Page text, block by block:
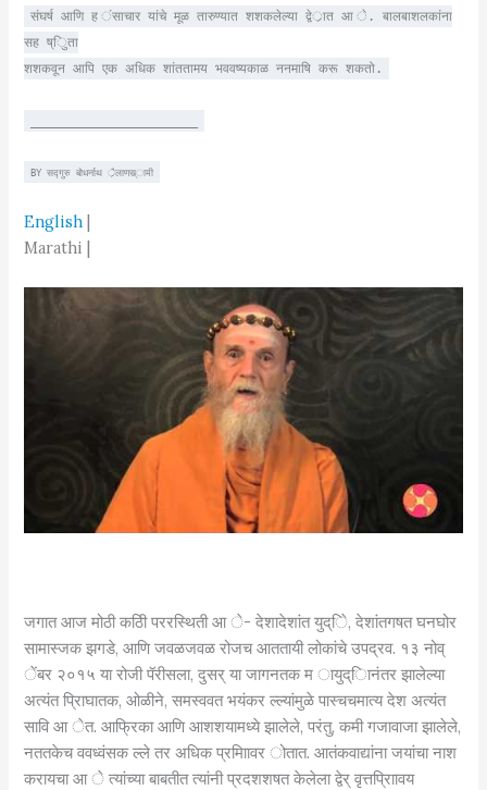
संघर्ष आणि ह ंसाचार यांचे मूळ तारुण्यात शशकलेल्या द्वेर्ात आ े. बालबाशलकांना
सह ष्िुता
शशकवून आपि एक अधिक शांततामय भववष्यकाळ ननमाषि करू शकतो.
BY सद्गुरु बोधर्नाथ र्ैलाणस्र्ामी
English
Marathi |
जगात आज मोठी कठीि पररस्थिती आ े- देशादेशांत युद्िे, देशांतगषत घनघोर
सामास्जक झगडे, आणि जवळजवळ रोजच आततायी लोकांचे उपद्रव. १३ नोव्
ेंबर २०१५ या रोजी पॅरीसला, दुसर् या जागनतक म ायुद्िानंतर झालेल्या
अत्यंत प्रािघातक, ओळीने, समस्ववत भयंकर ल्ल्यांमुळे पास्चचमात्य देश अत्यंत
सावि आ ेत. आफ्रिका आणि आशशयामध्ये झालेले, परंतु, कमी गजावाजा झालेले,
नततकेच ववध्वंसक ल्ले तर अधिक प्रमािावर ोतात. आतंकवाद्यांना जयांचा नाश
करायचा आ े त्यांच्या बाबतीत त्यांनी प्रदशशषत केलेला द्वेर् वृत्तप्रािावय